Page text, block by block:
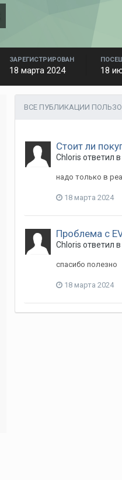
ЗАРЕГИСТРИРОВАН
18 марта 2024 18
ВСЕ ПУБЛИКАЦИИ
Стоит ли
Chloris ответил
надо только в
18 марта 2024
Проблема с
Chloris ответил
спасибо полезно
18 марта 2024